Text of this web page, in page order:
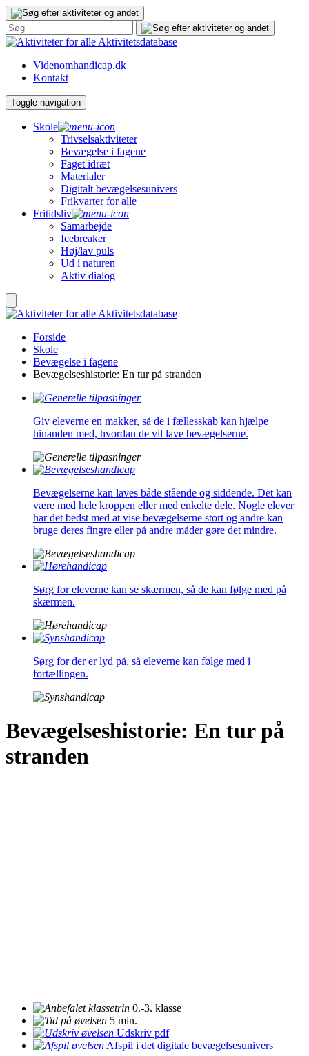
Gå
til
indhold
Aktivitetsdatabase
Videnomhandicap.dk
Kontakt
Toggle navigation
Skole
Trivselsaktiviteter
Bevægelse i fagene
Faget idræt
Materialer
Digitalt bevægelsesunivers
Frikvarter for alle
Fritidsliv
Samarbejde
Icebreaker
Høj/lav puls
Ud i naturen
Aktiv dialog
Aktivitetsdatabase
Forside
Skole
Bevægelse i fagene
Bevægelseshistorie: En tur på stranden
Giv eleverne en makker, så de i fællesskab kan hjælpe
hinanden med, hvordan de vil lave bevægelserne.
Bevægelserne kan laves både stående og siddende. Det kan
være med hele kroppen eller med enkelte dele. Nogle elever
har det bedst med at vise bevægelserne stort og andre kan
bruge deres fingre eller på andre måder gøre det mindre.
Sørg for eleverne kan se skærmen, så de kan følge med på
skærmen.
Sørg for der er lyd på, så eleverne kan følge med i
fortællingen.
Bevægelseshistorie: En tur på
stranden
0.-3. klasse
5 min.
Udskriv pdf
Afspil i det digitale bevægelsesunivers